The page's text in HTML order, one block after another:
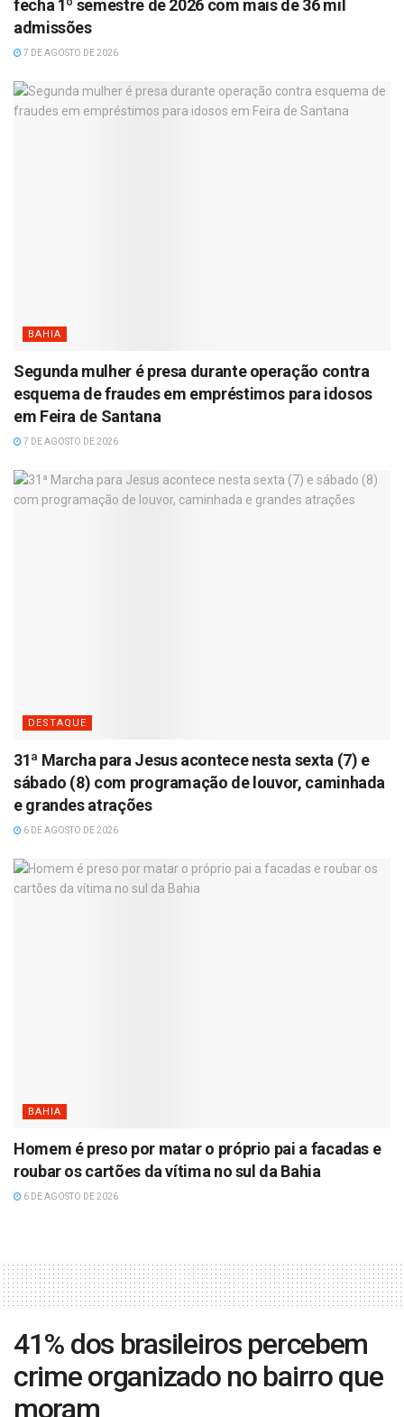
fecha 1º semestre de 2026 com mais de 36 mil
admissões
7 DE AGOSTO DE 2026
BAHIA
Segunda mulher é presa durante operação contra
esquema de fraudes em empréstimos para idosos
em Feira de Santana
7 DE AGOSTO DE 2026
DESTAQUE
31ª Marcha para Jesus acontece nesta sexta (7) e
sábado (8) com programação de louvor, caminhada
e grandes atrações
6 DE AGOSTO DE 2026
BAHIA
Homem é preso por matar o próprio pai a facadas e
roubar os cartões da vítima no sul da Bahia
6 DE AGOSTO DE 2026
41% dos brasileiros percebem
crime organizado no bairro que
moram